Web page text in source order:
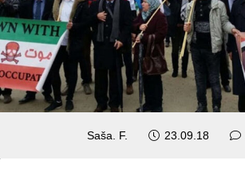
Saša. F. 23.09.18